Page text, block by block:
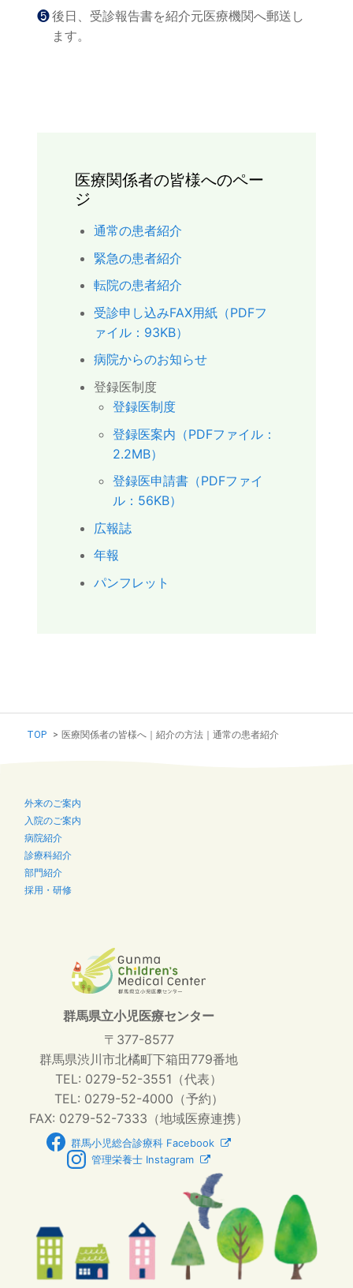
❺後日、受診報告書を紹介元医療機関へ郵送し
ます。
医療関係者の皆様へのペー
ジ
通常の患者紹介
緊急の患者紹介
転院の患者紹介
受診申し込みFAX用紙（PDFフ
ァイル：93KB）
病院からのお知らせ
登録医制度
登録医制度
登録医案内（PDFファイル：
2.2MB）
登録医申請書（PDFファイ
ル：56KB）
広報誌
年報
パンフレット
TOP > 医療関係者の皆様へ｜紹介の方法｜通常の患者紹介
外来のご案内
入院のご案内
病院紹介
診療科紹介
部門紹介
採用・研修
群馬県立小児医療センター
〒377-8577
群馬県渋川市北橘町下箱田779番地
TEL: 0279-52-3551（代表）
TEL: 0279-52-4000（予約）
FAX: 0279-52-7333（地域医療連携）
群馬小児総合診療科 Facebook
管理栄養士 Instagram